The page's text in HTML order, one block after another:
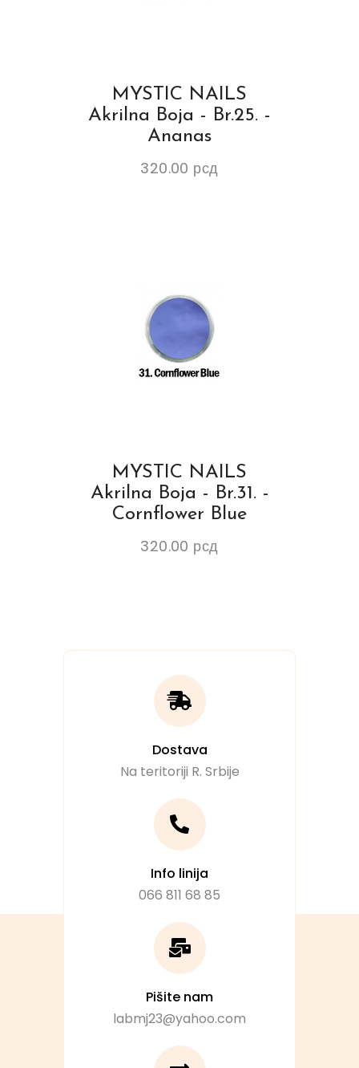
MYSTIC NAILS
Akrilna Boja - Br.25. -
Ananas
320.00 рсд
MYSTIC NAILS
Akrilna Boja - Br.31. -
Cornflower Blue
320.00 рсд
Dostava
Na teritoriji R. Srbije
Info linija
066 811 68 85
Pišite nam
labmj23@yahoo.com